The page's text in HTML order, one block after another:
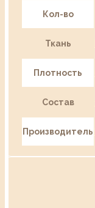
Кол-во
Ткань
Плотность
Состав
Производитель